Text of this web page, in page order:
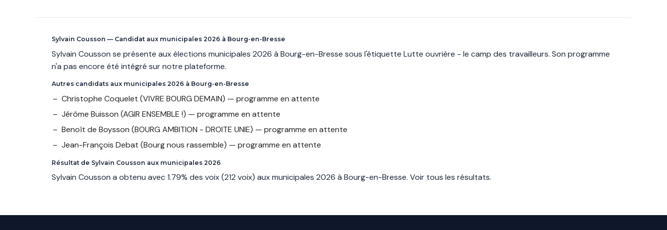
Sylvain Cousson — Candidat aux municipales 2026 à Bourg-en-Bresse
Sylvain Cousson se présente aux élections municipales 2026 à Bourg-en-Bresse sous l'étiquette Lutte ouvrière - le camp des travailleurs. Son programme
n'a pas encore été intégré sur notre plateforme.
Autres candidats aux municipales 2026 à Bourg-en-Bresse
Christophe Coquelet (VIVRE BOURG DEMAIN) — programme en attente
Jérôme Buisson (AGIR ENSEMBLE !) — programme en attente
Benoît de Boysson (BOURG AMBITION - DROITE UNIE) — programme en attente
Jean-François Debat (Bourg nous rassemble) — programme en attente
Résultat de Sylvain Cousson aux municipales 2026
Sylvain Cousson a obtenu avec 1.79% des voix (212 voix) aux municipales 2026 à Bourg-en-Bresse. Voir tous les résultats.